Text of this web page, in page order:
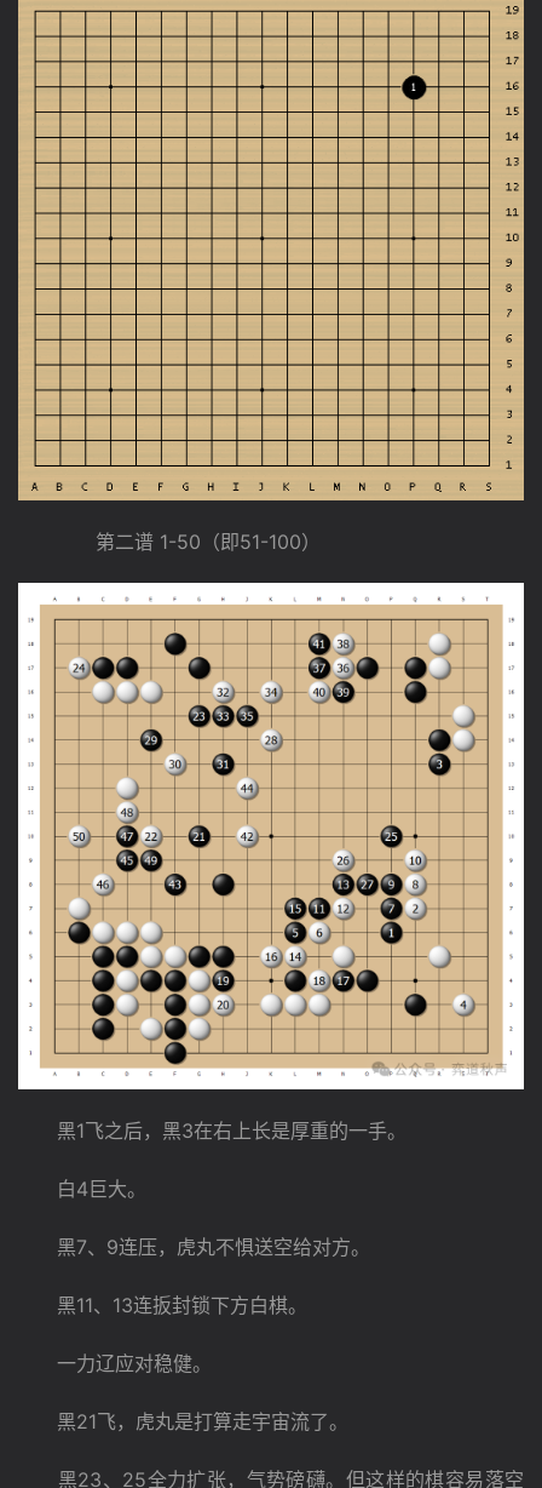
第二谱 1-50（即51-100）
黑1飞之后，黑3在右上长是厚重的一手。
白4巨大。
黑7、9连压，虎丸不惧送空给对方。
黑11、13连扳封锁下方白棋。
一力辽应对稳健。
黑21飞，虎丸是打算走宇宙流了。
黑23、25全力扩张，气势磅礴。但这样的棋容易落空